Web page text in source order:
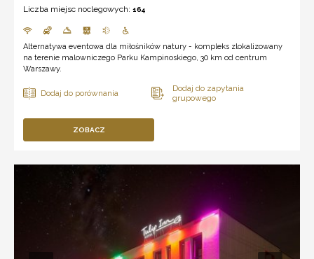
Liczba miejsc noclegowych: 164
Alternatywa eventowa dla miłośników natury - kompleks zlokalizowany
na terenie malowniczego Parku Kampinoskiego, 30 km od centrum
Warszawy.
ZOBACZ